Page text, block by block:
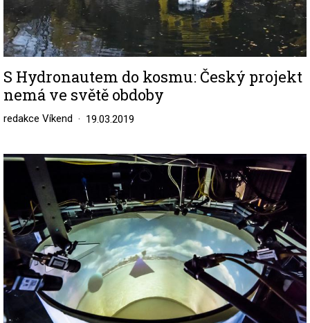
S Hydronautem do kosmu: Český projekt
nemá ve světě obdoby
redakce Víkend 19.03.2019
Image